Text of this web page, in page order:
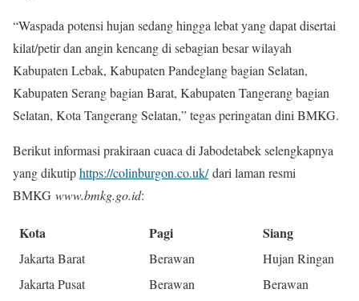
“Waspada potensi hujan sedang hingga lebat yang dapat disertai
kilat/petir dan angin kencang di sebagian besar wilayah
Kabupaten Lebak, Kabupaten Pandeglang bagian Selatan,
Kabupaten Serang bagian Barat, Kabupaten Tangerang bagian
Selatan, Kota Tangerang Selatan,” tegas peringatan dini BMKG.
Berikut informasi prakiraan cuaca di Jabodetabek selengkapnya
yang dikutiphttps://colinburgon.co.uk/dari laman resmi
BMKG www.bmkg.go.id:
Kota Pagi Siang
Jakarta Barat Berawan
Hujan Ringan
Jakarta Pusat
Berawan
Berawan